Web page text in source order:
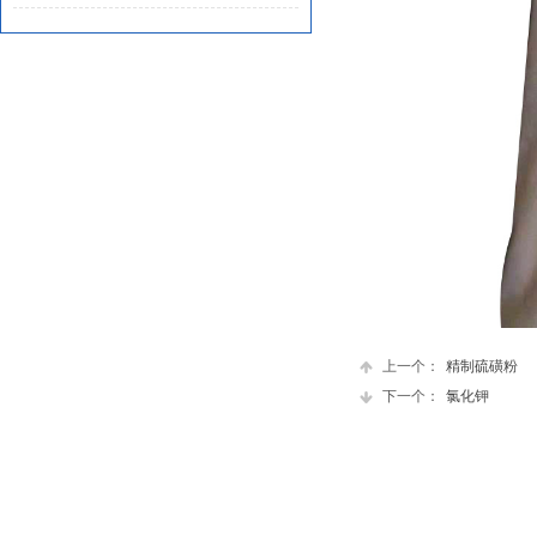
上一个：
精制硫磺粉
下一个：
氯化钾